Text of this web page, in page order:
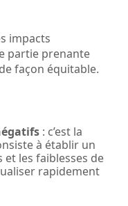
impacts
partie prenante
façon équitable.
: c’est la
à établir un
les faiblesses de
rapidement